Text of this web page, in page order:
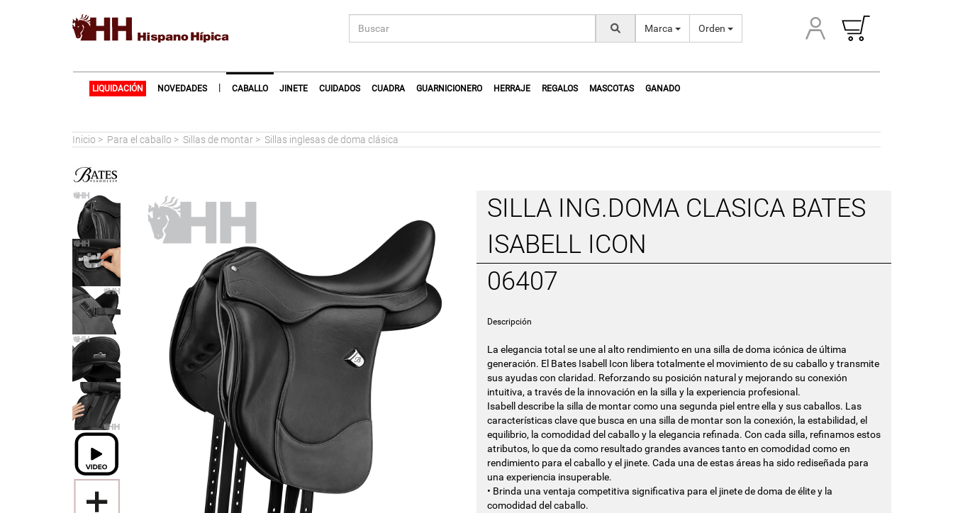
Marca Orden
LIQUIDACIÓN NOVEDADES | CABALLO JINETE CUIDADOS CUADRA GUARNICIONERO HERRAJE REGALOS MASCOTAS GANADO
Inicio > Para el caballo > Sillas de montar > Sillas inglesas de doma clásica
SILLA ING.DOMA CLASICA BATES
ISABELL ICON
06407
Descripción
La elegancia total se une al alto rendimiento en una silla de doma icónica de última
generación. El Bates Isabell Icon libera totalmente el movimiento de su caballo y transmite
sus ayudas con claridad. Reforzando su posición natural y mejorando su conexión
intuitiva, a través de la innovación en la silla y la experiencia profesional.
Isabell describe la silla de montar como una segunda piel entre ella y sus caballos. Las
características clave que busca en una silla de montar son la conexión, la estabilidad, el
equilibrio, la comodidad del caballo y la elegancia refinada. Con cada silla, refinamos estos
atributos, lo que da como resultado grandes avances tanto en comodidad como en
rendimiento para el caballo y el jinete. Cada una de estas áreas ha sido rediseñada para
una experiencia insuperable.
• Brinda una ventaja competitiva significativa para el jinete de doma de élite y la
comodidad del caballo.